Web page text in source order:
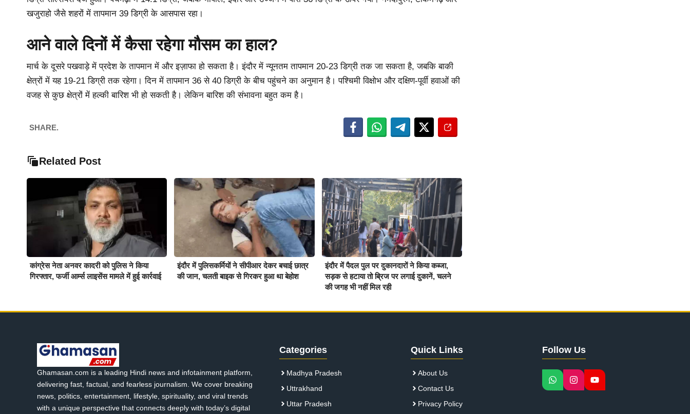
खजुराहो जैसे शहरों में तापमान 39 डिग्री के आसपास रहा।
आने वाले दिनों में कैसा रहेगा मौसम का हाल?
मार्च के दूसरे पखवाड़े में प्रदेश के तापमान में और इज़ाफा हो सकता है। इंदौर में न्यूनतम तापमान 20-23 डिग्री तक जा सकता है, जबकि बाकी
क्षेत्रों में यह 19-21 डिग्री तक रहेगा। दिन में तापमान 36 से 40 डिग्री के बीच पहुंचने का अनुमान है। पश्चिमी विक्षोभ और दक्षिण-पूर्वी हवाओं की
वजह से कुछ क्षेत्रों में हल्की बारिश भी हो सकती है। लेकिन बारिश की संभावना बहुत कम है।
SHARE.
Related Post
कांग्रेस नेता अनवर कादरी को पुलिस ने किया
गिरफ्तार, फर्जी आर्म्स लाइसेंस मामले में हुई कार्रवाई
इंदौर में पुलिसकर्मियों ने सीपीआर देकर बचाई छात्र
की जान, चलती बाइक से गिरकर हुआ था बेहोश
इंदौर में पैदल पुल पर दुकानदारों ने किया कब्जा,
सड़क से हटाया तो ब्रिज पर लगाई दुकानें, चलने
की जगह भी नहीं मिल रही
Ghamasan.com is a leading Hindi news and infotainment platform,
delivering fast, factual, and fearless journalism. We cover breaking
news, politics, entertainment, lifestyle, spirituality, and viral trends
with a unique perspective that connects deeply with today’s digital
Categories
Madhya Pradesh
Uttrakhand
Uttar Pradesh
Quick Links
About Us
Contact Us
Privacy Policy
Follow Us